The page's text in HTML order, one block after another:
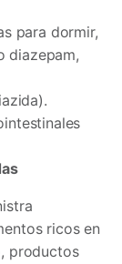
para dormir,
diazepam,
ricos en
productos